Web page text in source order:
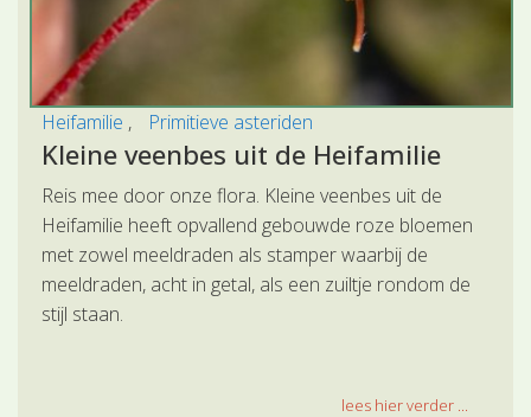
Heifamilie Primitieve asteriden
Kleine veenbes uit de Heifamilie
Reis mee door onze flora. Kleine veenbes uit de
Heifamilie heeft opvallend gebouwde roze bloemen
met zowel meeldraden als stamper waarbij de
meeldraden, acht in getal, als een zuiltje rondom de
stijl staan.
lees hier verder ...